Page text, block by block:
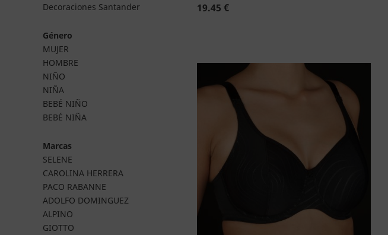
Decoraciones Santander
Género
MUJER
HOMBRE
NIÑO
NIÑA
BEBÉ NIÑO
BEBÉ NIÑA
Marcas
SELENE
CAROLINA HERRERA
PACO RABANNE
ADOLFO DOMINGUEZ
ALPINO
GIOTTO
19.45 €